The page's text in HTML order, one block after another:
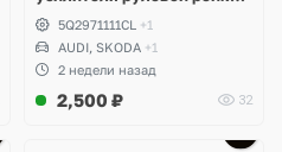
VAG MQB (ПРАВЫЙ РУЛЬ)
5Q2971111CL
+1
AUDI, SKODA +1
2 недели назад
2,500 ₽ 32